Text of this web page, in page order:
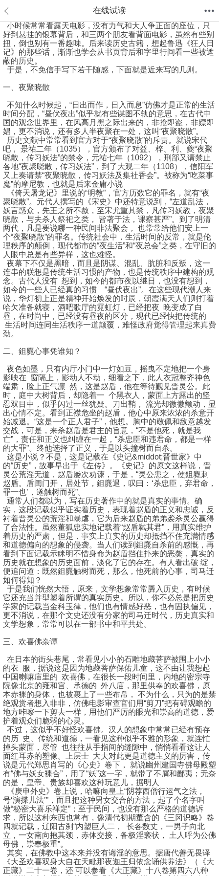
在线试读
首页 分类 值得买 购物车 我的当当
小时候常常看露天电影，没有力气和大人争正面的座位，只
好到悬挂的银幕背后，和三两个朋友看背面电影，虽然有些别
扭，倒也别有一番趣味。后来读历史古籍，想起鲁迅《狂人日
记》的那些话，渐渐也学会从书页背后和字里行间看一些被遮
蔽的历史。
于是，不免信手写下若干随感，下面就是近来写的几则。
一、夜聚晓散
不知什么时候起，“日出而作，日入而息”仿佛才是正常的生活
时间分配，“昼伏夜出”似乎就有些谋图不轨的意思，在古代中
国的观念世界里，在风高月黑之际出来的，非抢即盗，非嫖即
娼，更不消说，还有多人半夜聚在一处，这叫“夜聚晓散”。
历史文献中常常看到官方对于“夜聚晓散”的斥责。就说宋代
吧， 景祐二年（1035），官方颁布了对益、梓、利、夔“夜聚
晓散，传习妖法”的禁令，元祐七年（1092），刑部又请禁止
各地“夜聚晓散，传习妖法”，到了大观二年（1108），信阳军
又上奏请禁“夜聚晓散，传习妖法及集社香会”。被称为“吃菜事
魔”的摩尼教，也就是后来金庸小说
《倚天屠龙记》里说的“明教”，官方历数它的罪名，就有“夜
聚晓散”。元代人撰写的《宋史》中还特意说到，“左道乱法，
妖言惑众，先王之所不赦，至宋尤重其禁，凡传习妖教，夜聚
晓散，与夫杀人祭祀之类， 皆著于法，课察甚严”。到了明清
两代，凡是要说哪一种民间非法聚会， 也常常给他们安上一
个“夜聚晓散”的罪名。传统社会中，生活时间的反常，就是伦
理秩序的颠倒，现代都市的“夜生活”和“夜总会”之类，在守旧的
人眼中总是有些异样，这也难怪。
夜幕下不仅是黑暗，而且是阴谋、混乱、肮脏和反叛，这一
连串的联想是传统生活习惯的产物，也是传统秩序中建构的观
念。古代人没有 想到，如今的都市夜以继日，也没有想到，
如今的一些人已经真的习惯 “昼伏夜出”。在这些现代潮人来
说，华灯初上正是精神开始焕发的时辰，朝霞满天人们则打着
哈欠准备就寝，酒吧歌厅的霓虹灯，已经把夜 晚变成了白
昼，在时尚中，已经没有昼夜的区分，现代已经快把传统的
生活时间连同生活秩序一道颠覆，难怪政府觉得管理起来真费
劲。
二、鉏麑心事凭谁知？
夜色如墨，只有内厅小门中一灯如豆，摇曳不定地把一个身
影映在 窗隔上，影动人不动，细看之下，此人衣冠整齐神色
端肃，脸上正气凛 然，这是赵盾，他在等待觐见晋灵公。此
时，庭中大树背后，却隐着一 个黑衣人，蒙面上方露出的坚
忍双目中，似乎闪过一丝犹疑。刀出鞘， 流光却微微颤动，显
出心情不定。看到正襟危坐的赵盾，他心中原来浓浓的杀意开
始减退。“这是一个正人君子”，他想。胸中的敬佩和敌意越发
交战，可是，来杀赵盾是君主的旨意，“不是他死，就是我
亡”，责任和正义也纠缠在一起，“杀忠臣和违君命，都是一样
的大罪”。终他选择了正义，于是以头撞树而自杀。
这是小说？不是，这是记载在《史记&middot;晋世家》中
的“历史”，故事早出于《左传》。《史记》的原文这样说，晋
灵公荒淫无道，赵盾屡次劝谏，于是，“灵公患之，使鉏麑刺
赵盾。盾闺门开，居处节，鉏麑退，叹曰：‘杀忠臣，弃君命，
罪一也’，遂触树而死”。
通常人们都以为，写在历史著作中的就是真实的事情。确
实，这段记载似乎证实着历史，表现着赵盾的正义和忠诚，反
衬着晋灵公的荒淫和暴虐，它为后来赵盾的弟弟袭杀灵公赢得
了合法性。虽然董狐忠实地记载着“赵盾弑其君”，用真实维护
着历史的严肃，但是，事实上真实的历史却抵挡不住充满情感
和道德偏向的想象的侵袭。当人们读到鉏麑自杀前的感慨，再
看到下面记载示眯明不惜身命为赵盾挡住扑来的恶獒，真实的
历史就在想象的历史面前，淡化了它的存在。有人看出破 绽，
便追问道：既然鉏麑触树而死，那么，他死前的心事，司马迁
如何得知？
于是我们恍然大悟，原来，文学想象常常羼入历史，有时候
它还充当并型塑着所谓的真实历史。所以，你不必总是把历史
学家的记载当金科玉律，他们也有情感好恶，也有固执偏见，
更不消说，在那个文史还没有分家的司马迁时代，历史真实和
文学想象，常常可以在一部书中和平共处。
三、欢喜佛杂谭
在日本的街头巷尾，常看见小小的石雕地藏菩萨被围上小小
的衣 服，据说这是因为地藏菩萨保佑儿童，这不由让我想起
中国喇嘛庙里的 欢喜佛，在很长一段时间里，内地的密宗寺
院像北京的雍和宫、承德的 外八庙，那里供奉的欢喜佛，原
本赤裸的身体，也被裹上了一些布帛， 不为什么，只为的是禁
绝观赏者想入非非，仿佛电影审查官们用“剪刀”把有碍观瞻的
地方咔嚓一下剪去一样，用他们严厉的眼光和崇高的道德，爱
护着观众们脆弱的心灵。
不过，这似乎不好怪欢喜佛。汉人的想象中常常已经有预存
的历 史、传统和道德，一看见这种似乎不雅的形象，就连忙
掉头蒙面，尽管 也往往从手指间的缝隙中，悄悄看看这让人
面红耳赤的塑像。上层士 大夫对此更是道德主义的厉害，传
说是元代郑思肖写的《心史》卷下， 就说幽州建国寺佛母殿塑
有“佛与妖女裸合”，用了“妖”这一字，就带了不屑和鄙夷；无奈
的是，皇帝、贵族却喜欢这种玩意儿，据明人
《庚申外史》卷上说，哈嘛向皇上“阴荐西僧行运气之法，
号‘演揲儿法’”，而且把这种男女交合的方法，起了个名字叫
做“秘密大喜乐禅定”；至于民间，也没有那么严格的道德诉
求，所以这种东西也常有，像清代初期董含的《三冈识略》卷
四就记载，辽阳古刹“内塑巨人二， 长各数丈，一男子向北
立，一女南向抱其颈，赤体交接，备极淫亵状， 土人呼为公佛
母佛，崇奉极重”。
其实，在佛教中这本来并没有诲淫的意思。据唐代善无畏译
《大圣欢喜双身大自在天毗那夜迦王归依念诵供养法》（《大
正藏》二十一卷，还 可以参看《大正藏》十八卷第四六八种